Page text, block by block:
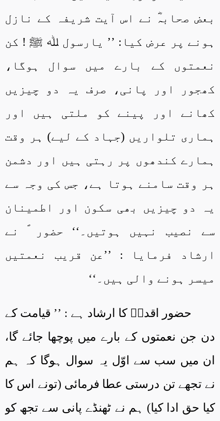
بعض صحابہؓ نے اس آیت شریفہ کے نازل
ہونے پر عرض کیا: ’’ یارسول ﷲ ﷺ ! کن
نعمتوں کے بارے میں سوال ہوگا،
کھجور اور پانی، صرف یہ دو چیزیں
کھانے اور پینے کو ملتی ہیں اور
ہماری تلواریں (جہاد کے لیے) ہر وقت
ہمارے کندھوں پر رہتی ہیں اور دشمن
ہر وقت سامنے ہوتا ہے، جس کی وجہ سے
یہ دو چیزیں بھی سکون اور اطمینان
سے نصیب نہیں ہوتیں۔‘‘ حضور ؐ نے
ارشاد فرمایا : ’’عن قریب نعمتیں
میسر ہونے والی ہیں۔‘‘
حضور اقدسؐ کا ارشاد ہے : ’’ قیامت کے
دن جن نعمتوں کے بارے میں پوچھا جائے گا،
ان میں سب سے اوّل یہ سوال ہوگا کہ ہم
نے تجھے تن درستی عطا فرمائی (تونے اس کا
کیا حق ادا کیا) ہم نے ٹھنڈے پانی سے تجھ کو